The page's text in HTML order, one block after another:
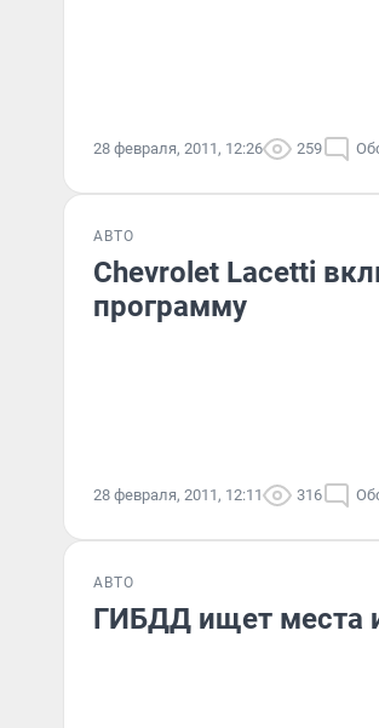
28 февраля, 2011, 12:26 259
АВТО
Chevrolet Lacetti
программу
28 февраля, 2011, 12:11 316
АВТО
ГИБДД ищет места